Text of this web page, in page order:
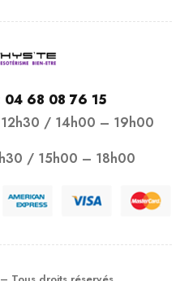
04 68 08 76 15
/ 14h00 – 19h00
/ 15h00 – 18h00